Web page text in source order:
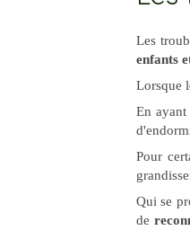
Les
enfants
Lorsque
En ayant
Pour
Qui se
de